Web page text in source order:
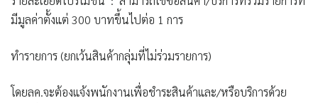
มีมูลค่าตั้งแต่ 300 บาทขึ้นไปต่อ 1 การ
ทำรายการ (ยกเว้นสินค้ากลุ่มที่ไม่ร่วมรายการ)
โดยลค.จะต้องแจ้งพนักงานเพื่อชำระสินค้าและ/หรือบริการด้วย